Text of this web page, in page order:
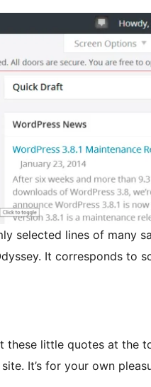
selected lines of many
It corresponds to
these little quotes at the
It’s for your own